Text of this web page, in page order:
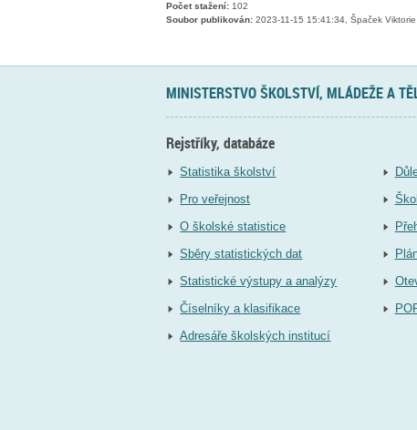
Počet stažení: 102
Soubor publikován: 2023-11-15 15:41:34, Špaček Viktorie
MINISTERSTVO ŠKOLSTVÍ, MLÁDEŽE A
Rejstříky, databáze
Statistika školství
Pro veřejnost
O školské statistice
Sběry statistických dat
Statistické výstupy a analýzy
Číselníky a klasifikace
Adresáře školských institucí